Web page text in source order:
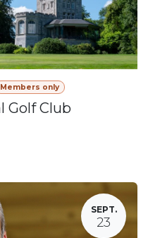
Members only
Golf Club
SEPT.
23